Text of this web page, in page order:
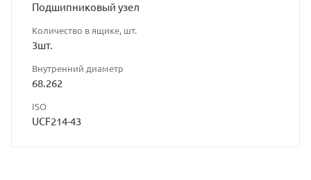
Подшипниковый узел
Количество в ящике, шт.
3шт.
Внутренний диаметр
68.262
ISO
UCF214-43